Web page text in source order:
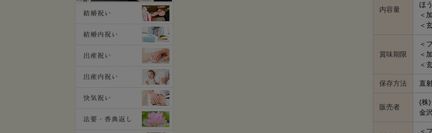
内容量
ほ
＜
＜
賞味期限
＜
＜
＜
保存方法 直
販売者
(株
金
＜